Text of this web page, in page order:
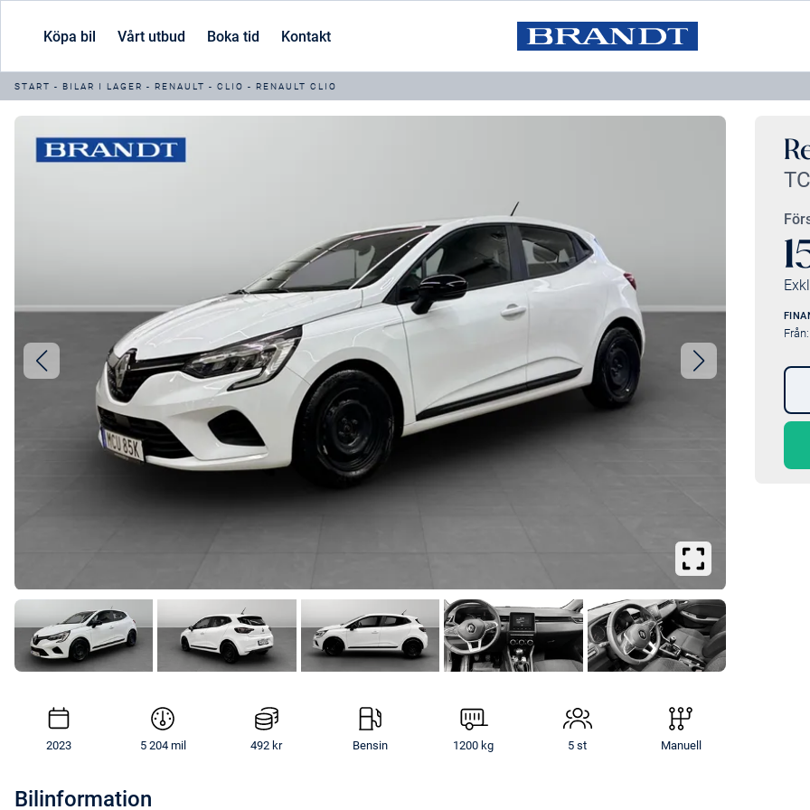
Köpa bil Vårt utbud Boka tid Kontakt
START - BILAR I LAGER - RENAULT - CLIO - RENAULT CLIO
Från:
Se
större
bilder
2023 5 204 mil 492 kr Bensin 1200 kg 5 st Manuell
Bilinformation